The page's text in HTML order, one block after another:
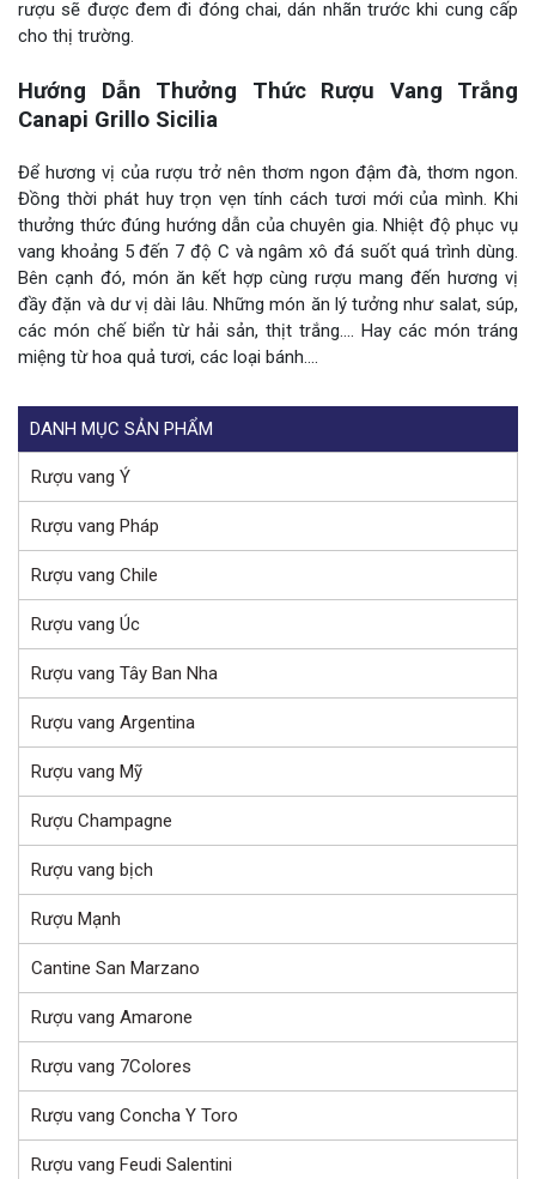
rượu sẽ được đem đi đóng chai, dán nhãn trước khi cung cấp
cho thị trường.
Hướng Dẫn Thưởng Thức Rượu Vang Trắng
Canapi Grillo Sicilia
Để hương vị của rượu trở nên thơm ngon đậm đà, thơm ngon.
Đồng thời phát huy trọn vẹn tính cách tươi mới của mình. Khi
thưởng thức đúng hướng dẫn của chuyên gia. Nhiệt độ phục vụ
vang khoảng 5 đến 7 độ C và ngâm xô đá suốt quá trình dùng.
Bên cạnh đó, món ăn kết hợp cùng rượu mang đến hương vị
đầy đặn và dư vị dài lâu. Những món ăn lý tưởng như salat, súp,
các món chế biển từ hải sản, thịt trắng…. Hay các món tráng
miệng từ hoa quả tươi, các loại bánh….
DANH MỤC SẢN PHẨM
Rượu vang Ý
Rượu vang Pháp
Rượu vang Chile
Rượu vang Úc
Rượu vang Tây Ban Nha
Rượu vang Argentina
Rượu vang Mỹ
Rượu Champagne
Rượu vang bịch
Rượu Mạnh
Cantine San Marzano
Rượu vang Amarone
Rượu vang 7Colores
Rượu vang Concha Y Toro
Rượu vang Feudi Salentini